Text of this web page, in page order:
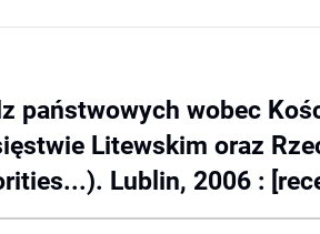
państwowych wobec
Litewskim oraz
Lublin, 2006 :